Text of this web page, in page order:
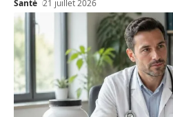
Santé 21 juillet 2026